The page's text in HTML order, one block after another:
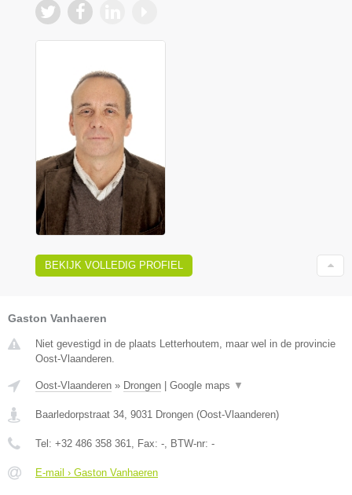
BEKIJK VOLLEDIG PROFIEL
Gaston Vanhaeren
Niet gevestigd in de plaats Letterhoutem, maar wel in de provincie
Oost-Vlaanderen.
Oost-Vlaanderen » Drongen Google maps ▼
Baarledorpstraat 34, 9031 Drongen (Oost-Vlaanderen)
Tel: +32 486 358 361, Fax: -, BTW-nr: -
E-mail › Gaston Vanhaeren